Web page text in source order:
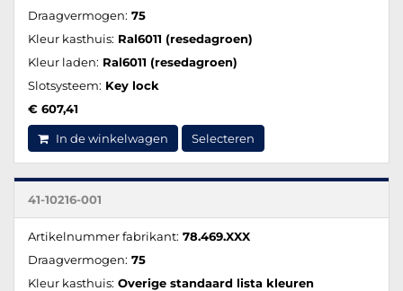
Draagvermogen: 75
Kleur kasthuis: Ral6011 (resedagroen)
Kleur laden: Ral6011 (resedagroen)
Slotsysteem: Key lock
€ 607,41
In de winkelwagen Selecteren
41-10216-001
Artikelnummer fabrikant: 78.469.XXX
Draagvermogen: 75
Kleur kasthuis: Overige standaard lista kleuren